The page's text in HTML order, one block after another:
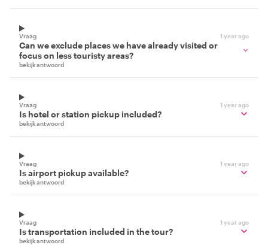
Vraag 1 year ago
Can we exclude places we have already visited or
focus on less touristy areas?
bekijk antwoord
Vraag 1 year ago
Is hotel or station pickup included?
bekijk antwoord
Vraag 1 year ago
Is airport pickup available?
bekijk antwoord
Vraag 1 year ago
Is transportation included in the tour?
bekijk antwoord